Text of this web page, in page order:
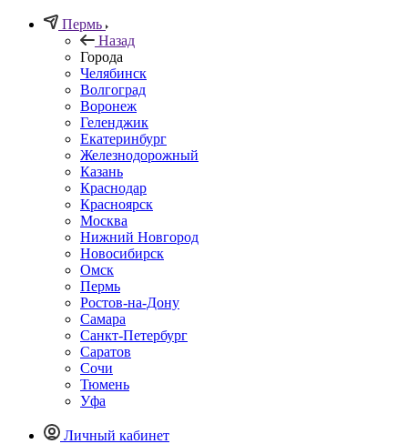
Пермь
Назад
Города
Челябинск
Волгоград
Воронеж
Геленджик
Екатеринбург
Железнодорожный
Казань
Краснодар
Красноярск
Москва
Нижний Новгород
Новосибирск
Омск
Пермь
Ростов-на-Дону
Самара
Санкт-Петербург
Саратов
Сочи
Тюмень
Уфа
Личный кабинет